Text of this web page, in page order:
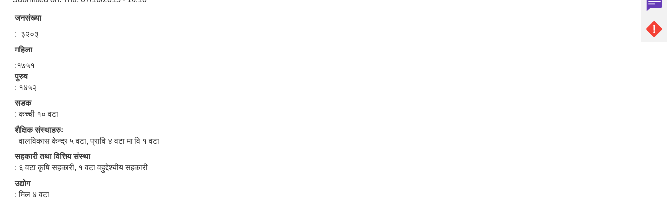
जनसंख्या
: ३२०३
महिला
:१७५१
पुरुष
: १४५२
सडक
: कच्ची १० वटा
शैक्षिक संस्थाहरुः
वालविकास केन्द्र ५ वटा, प्रावि ४ वटा मा वि १ वटा
सहकारी तथा वित्तिय संस्था
: ६ वटा कृषि सहकारी, १ वटा वहुद्देश्यीय सहकारी
उद्योग
: मिल ४ वटा